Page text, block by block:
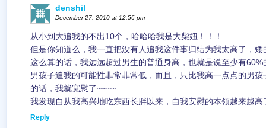
denshil
December 27, 2010 at 12:56 pm
从小到大追我的不出10个，哈哈哈我是大柴妞！！！
但是你知道么，我一直把没有人追我这件事归结为我太高了，
这么算的话，我远远超过男生的普通身高，也就是说至少有
男孩子追我的可能性非常非常低，而且，只比我高一点点的男
的话，我就宽慰了~~~~
我发现自从我高兴地吃东西长胖以来，自我安慰的本领越来越高
Reply